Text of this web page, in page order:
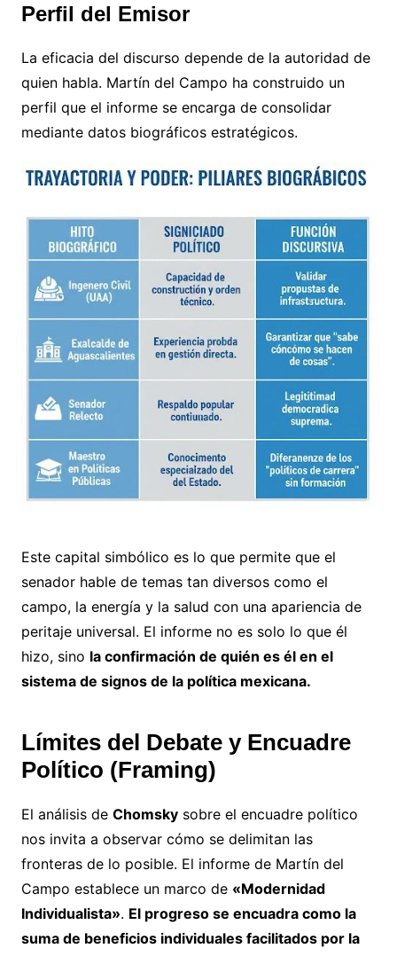
Perfil del Emisor
La eficacia del discurso depende de la autoridad de
quien habla. Martín del Campo ha construido un
perfil que el informe se encarga de consolidar
mediante datos biográficos estratégicos.
Este capital simbólico es lo que permite que el
senador hable de temas tan diversos como el
campo, la energía y la salud con una apariencia de
peritaje universal. El informe no es solo lo que él
hizo, sino la confirmación de quién es él en el
sistema de signos de la política mexicana.
Límites del Debate y Encuadre
Político (Framing)
El análisis de Chomskysobre el encuadre político
nos invita a observar cómo se delimitan las
fronteras de lo posible. El informe de Martín del
Campo establece un marco de «Modernidad
Individualista». El progreso se encuadra como la
suma de beneficios individuales facilitados por la